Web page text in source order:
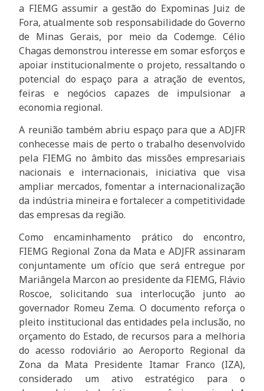
a FIEMG assumir a gestão do Expominas Juiz de
Fora, atualmente sob responsabilidade do Governo
de Minas Gerais, por meio da Codemge. Célio
Chagas demonstrou interesse em somar esforços e
apoiar institucionalmente o projeto, ressaltando o
potencial do espaço para a atração de eventos,
feiras e negócios capazes de impulsionar a
economia regional.
A reunião também abriu espaço para que a ADJFR
conhecesse mais de perto o trabalho desenvolvido
pela FIEMG no âmbito das missões empresariais
nacionais e internacionais, iniciativa que visa
ampliar mercados, fomentar a internacionalização
da indústria mineira e fortalecer a competitividade
das empresas da região.
Como encaminhamento prático do encontro,
FIEMG Regional Zona da Mata e ADJFR assinaram
conjuntamente um ofício que será entregue por
Mariângela Marcon ao presidente da FIEMG, Flávio
Roscoe, solicitando sua interlocução junto ao
governador Romeu Zema. O documento reforça o
pleito institucional das entidades pela inclusão, no
orçamento do Estado, de recursos para a melhoria
do acesso rodoviário ao Aeroporto Regional da
Zona da Mata Presidente Itamar Franco (IZA),
considerado um ativo estratégico para o